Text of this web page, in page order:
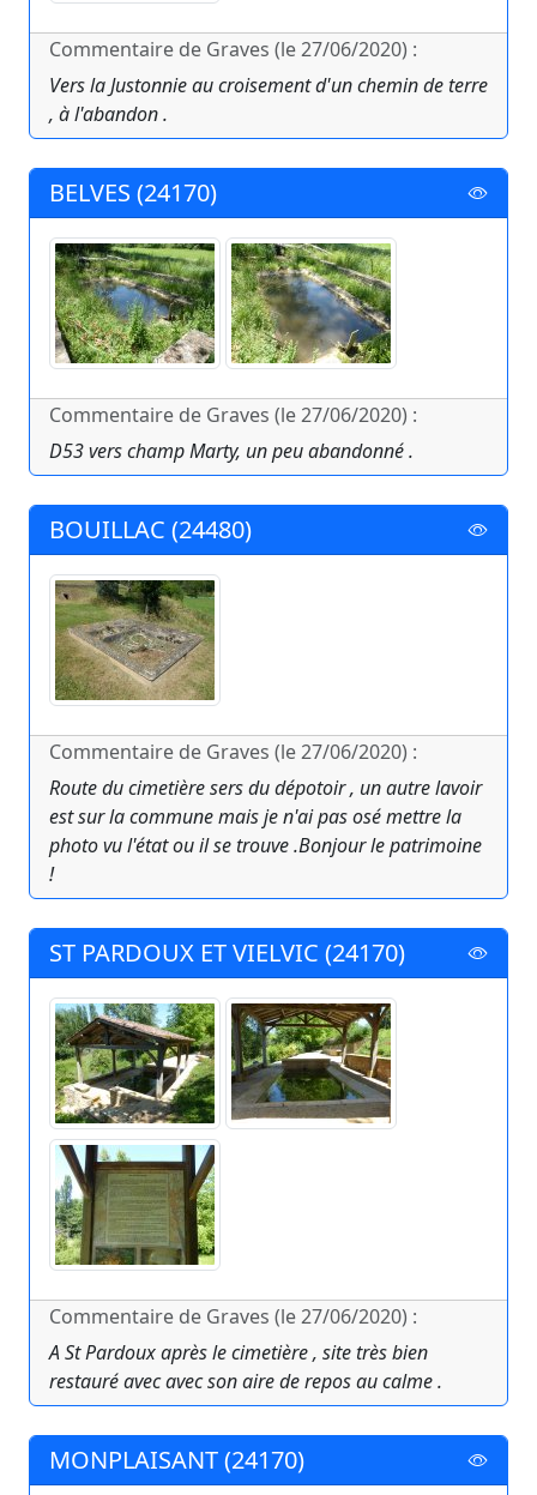
Commentaire de Graves (le 27/06/2020) :
Vers la Justonnie au croisement d'un chemin de terre
, à l'abandon .
BELVES (24170)
Commentaire de Graves (le 27/06/2020) :
D53 vers champ Marty, un peu abandonné .
BOUILLAC (24480)
Commentaire de Graves (le 27/06/2020) :
Route du cimetière sers du dépotoir , un autre lavoir
est sur la commune mais je n'ai pas osé mettre la
photo vu l'état ou il se trouve .Bonjour le patrimoine
!
ST PARDOUX ET VIELVIC (24170)
Commentaire de Graves (le 27/06/2020) :
A St Pardoux après le cimetière , site très bien
restauré avec avec son aire de repos au calme .
MONPLAISANT (24170)